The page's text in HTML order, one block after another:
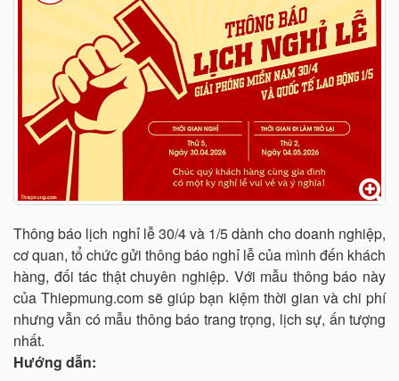
Thông báo lịch nghỉ lễ 30/4 và 1/5 dành cho doanh nghiệp,
cơ quan, tổ chức gửi thông báo nghỉ lễ của mình đến khách
hàng, đối tác thật chuyên nghiệp. Với mẫu thông báo này
của Thiepmung.com sẽ giúp bạn kiệm thời gian và chi phí
nhưng vẫn có mẫu thông báo trang trọng, lịch sự, ấn tượng
nhất.
Hướng dẫn: